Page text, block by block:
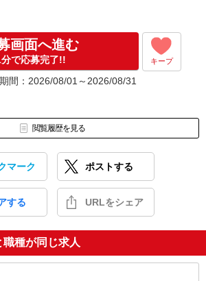
画面へ進む
分で応募完了!! キープ
間：2026/08/01～2026/08/31
閲覧履歴を見る
マーク ポストする
する URLをシェア
種が同じ求人